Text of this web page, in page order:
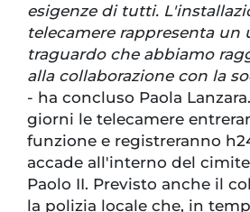
esigenze di tutti.
telecamere rappresenta un
traguardo che abbiamo
alla collaborazione con la
- ha concluso Paola
giorni le telecamere
funzione e registreranno
accade all'interno del
Paolo II. Previsto anche il
la polizia locale che, in